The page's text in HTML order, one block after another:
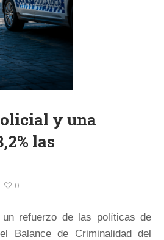
y una
las
0
refuerzo de las políticas de
Balance de Criminalidad del